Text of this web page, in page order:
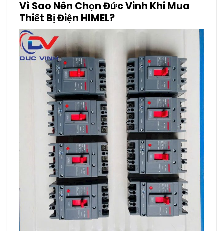
Vì Sao Nên Chọn Đức Vinh Khi Mua
Thiết Bị Điện HIMEL?